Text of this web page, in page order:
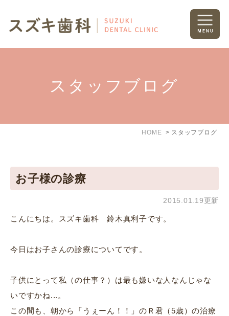
スタッフブログ
HOME スタッフブログ
お子様の診療
2015.01.19更新
こんにちは。スズキ歯科 鈴木真利子です。
今日はお子さんの診療についてです。
子供にとって私（の仕事？）は最も嫌いな人なんじゃな
いですかね...。
この間も、朝から「うぇーん！！」のＲ君（5歳）の治療